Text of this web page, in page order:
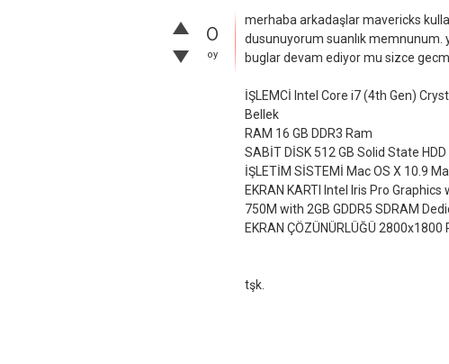
0
oy
merhaba arkadaşlar mavericks
dusunuyorum suanlık
buglar devam ediyor mu sizce
İŞLEMCİ Intel Core i7 (4th Gen)
Bellek
RAM 16 GB DDR3 Ram
SABİT DİSK 512 GB Solid State HDD
İŞLETİM SİSTEMİ Mac OS X 10.9
EKRAN KARTI Intel Iris Pro
750M with 2GB GDDR5 SDRAM
EKRAN ÇÖZÜNÜRLÜĞÜ 2800x1800
tşk.